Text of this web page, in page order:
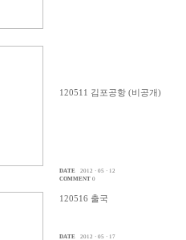
120511 김포공항 (비공개)
DATE
2012 · 05 · 12
COMMENT 0
120516 출국
DATE
2012 · 05 · 17